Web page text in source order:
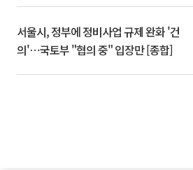
서울시, 정부에 정비사업 규제 완화 '건
의'⋯국토부 "협의 중" 입장만 [종합]